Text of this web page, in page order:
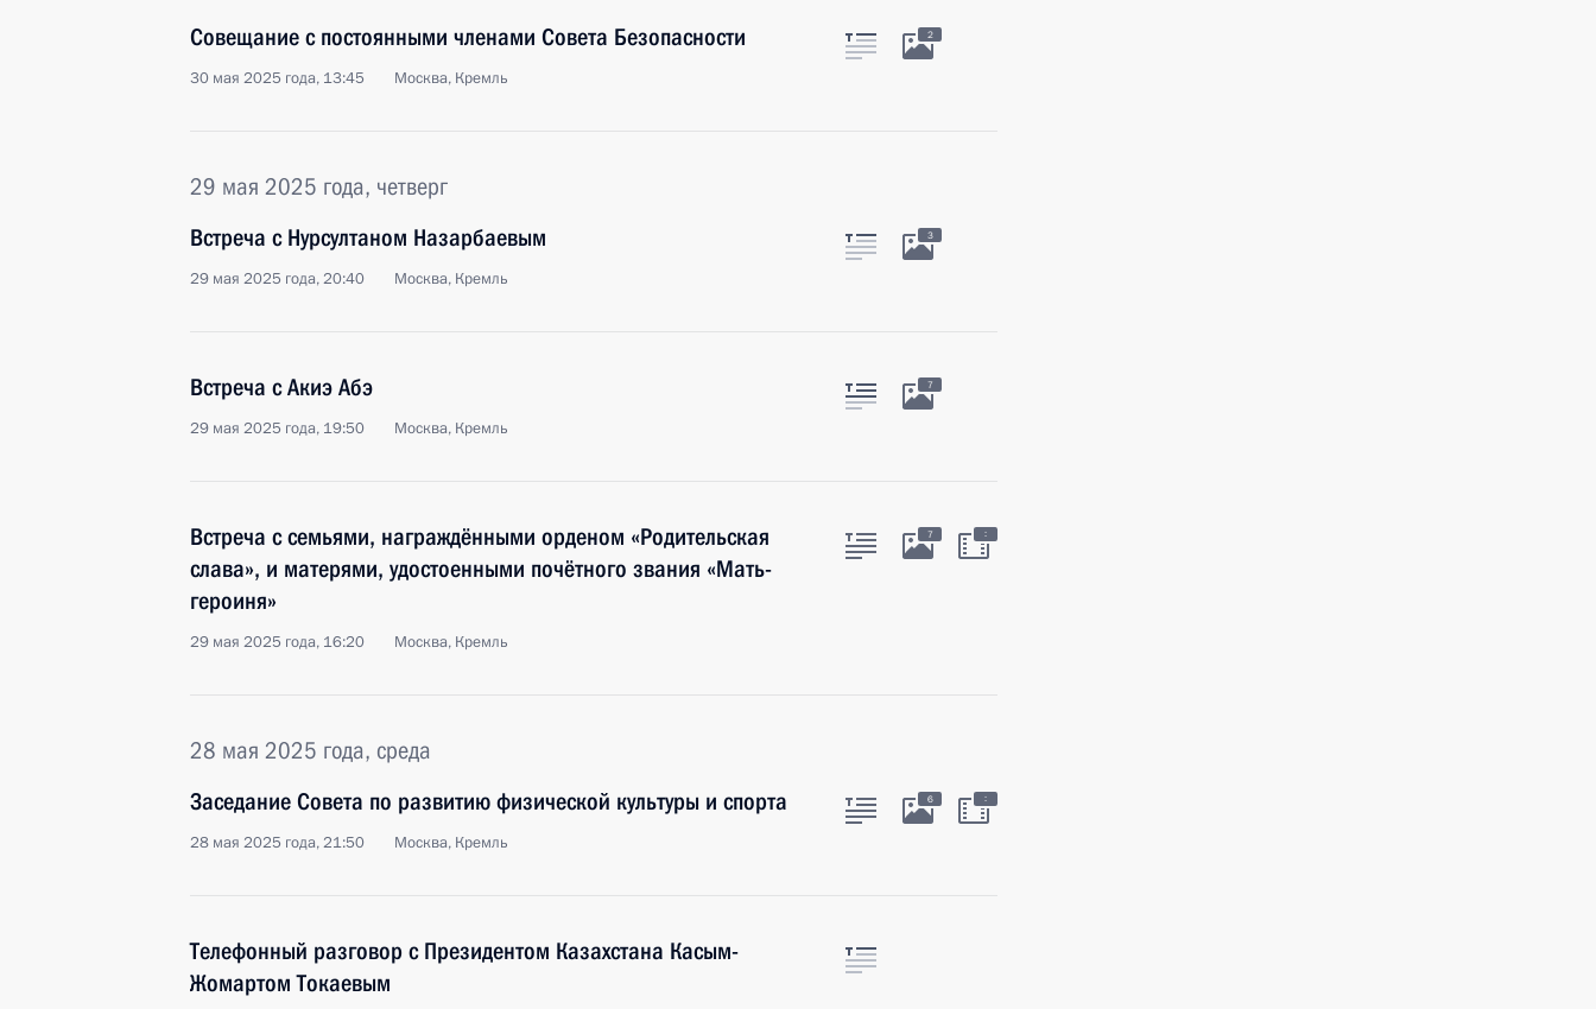
Совещание с постоянными членами Совета Безопасности
30 мая 2025 года, 13:45 Москва, Кремль
2
29 мая 2025 года, четверг
Встреча с Нурсултаном Назарбаевым
29 мая 2025 года, 20:40 Москва, Кремль
3
Встреча с Акиэ Абэ
29 мая 2025 года, 19:50 Москва, Кремль
7
Встреча с семьями, награждёнными орденом «Родительская
слава», и матерями, удостоенными почётного звания «Мать-
героиня»
29 мая 2025 года, 16:20 Москва, Кремль
7 :
28 мая 2025 года, среда
Заседание Совета по развитию физической культуры и спорта
28 мая 2025 года, 21:50 Москва, Кремль
6 :
Телефонный разговор с Президентом Казахстана Касым-
Жомартом Токаевым